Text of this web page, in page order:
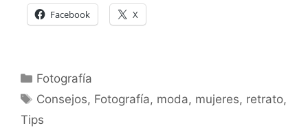
Facebook X
Categorías
Fotografía
Etiquetas
Consejos, Fotografía, moda, mujeres, retrato,
Tips